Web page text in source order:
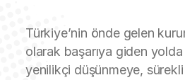
Türkiye’nin önde gelen
olarak başarıya giden yolda
yenilikçi düşünmeye,